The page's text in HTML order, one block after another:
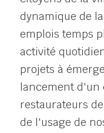
dynamique de
emplois temps
activité
projets à
lancement d'un
restaurateurs
de l'usage de